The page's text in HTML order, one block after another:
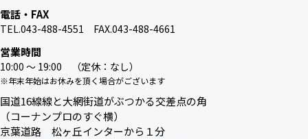
電話・FAX
TEL.043-488-4551 FAX.043-488-4661
営業時間
10:00 〜 19:00 （定休：なし）
※年末年始はお休みを頂く場合がございます
国道16線線と大網街道がぶつかる交差点の角
（コーナンプロのすぐ横）
京葉道路 松ヶ丘インターから１分